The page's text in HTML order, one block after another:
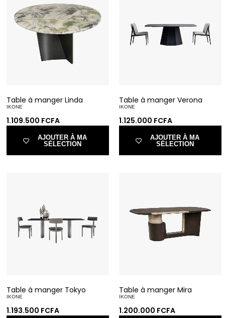
Table à manger Linda
IKONE
1.109.500 FCFA
AJOUTER À MA
SÉLECTION
Table à manger Verona
IKONE
1.125.000 FCFA
AJOUTER À MA
SÉLECTION
Table à manger Tokyo
IKONE
1.193.500 FCFA
Table à manger Mira
IKONE
1.200.000 FCFA